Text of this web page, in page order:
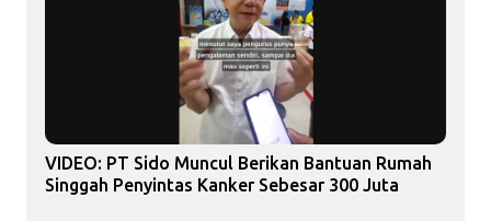
VIDEO: PT Sido Muncul Berikan Bantuan Rumah
Singgah Penyintas Kanker Sebesar 300 Juta